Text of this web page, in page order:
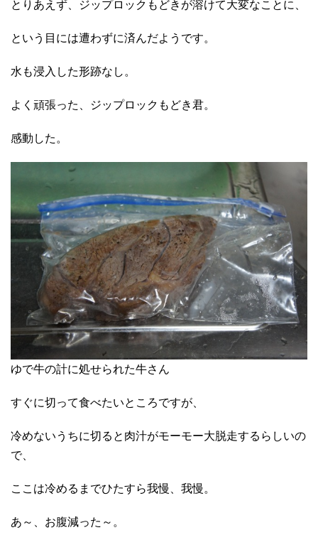
とりあえず、ジップロックもどきが溶けて大変なことに、
という目には遭わずに済んだようです。
水も浸入した形跡なし。
よく頑張った、ジップロックもどき君。
感動した。
ゆで牛の計に処せられた牛さん
すぐに切って食べたいところですが、
冷めないうちに切ると肉汁がモーモー大脱走するらしいの
で、
ここは冷めるまでひたすら我慢、我慢。
あ～、お腹減った～。